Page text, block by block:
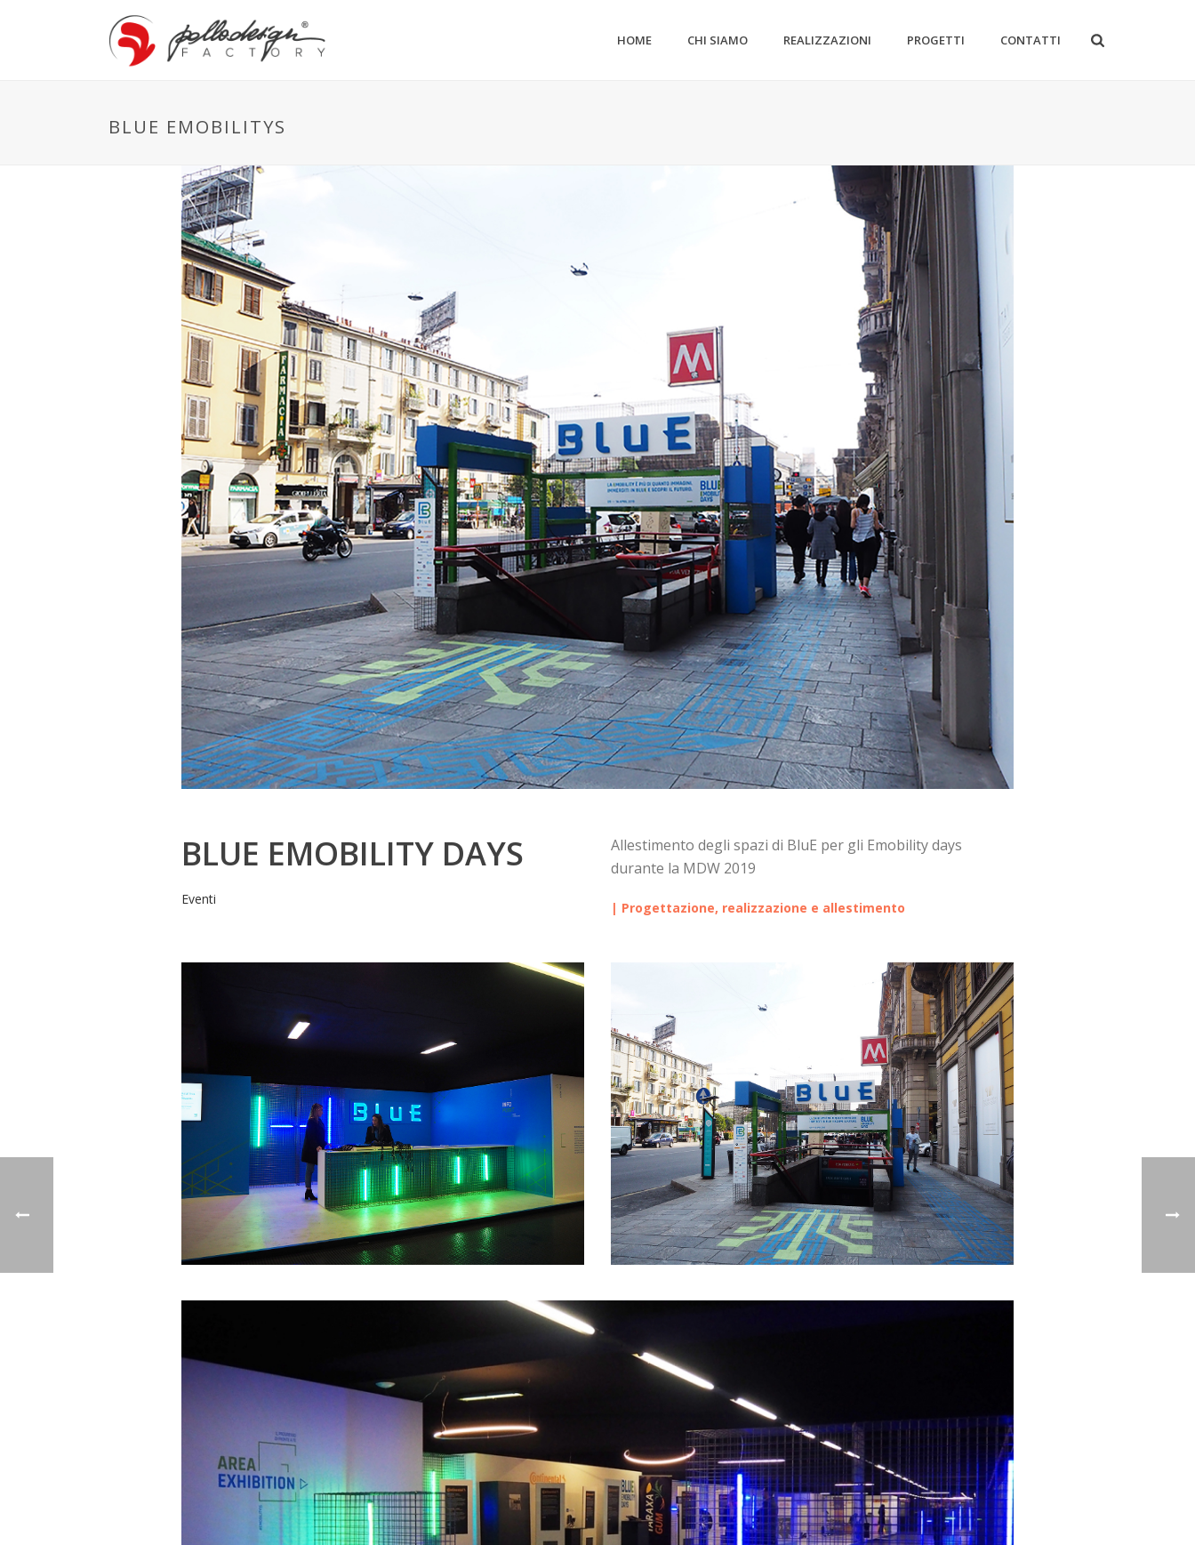
HOME CHI SIAMO REALIZZAZIONI PROGETTI CONTATTI
BLUE EMOBILITYS
BLUE EMOBILITY DAYS
Eventi
Allestimento degli spazi di BluE per gli Emobility days
durante la MDW 2019
| Progettazione, realizzazione e allestimento